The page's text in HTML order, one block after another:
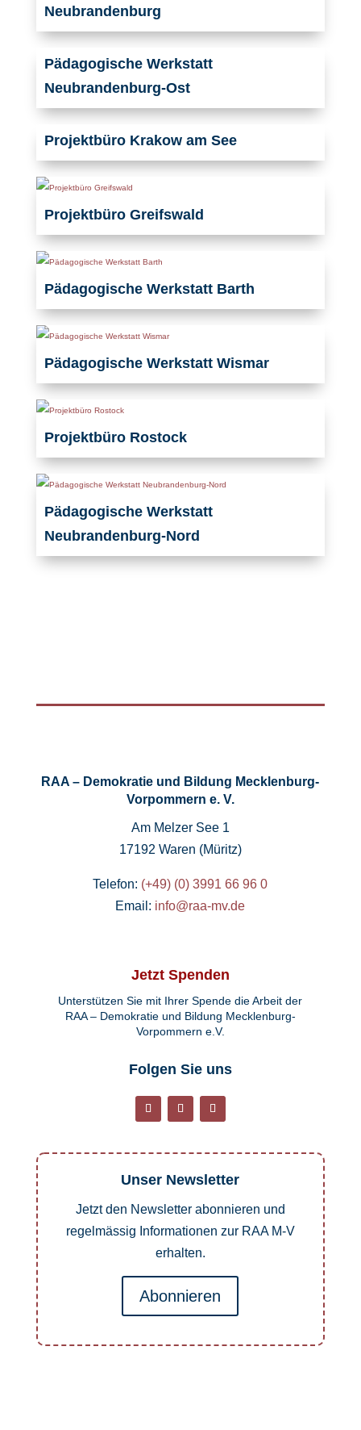
Neubrandenburg
Pädagogische Werkstatt
Neubrandenburg-Ost
Projektbüro Krakow am See
Projektbüro Greifswald
Pädagogische Werkstatt Barth
Pädagogische Werkstatt Wismar
Projektbüro Rostock
Pädagogische Werkstatt
Neubrandenburg-Nord
RAA – Demokratie und Bildung Mecklenburg-
Vorpommern e. V.
Am Melzer See 1
17192 Waren (Müritz)
Telefon: (+49) (0) 3991 66 96 0
Email: info@raa-mv.de
Jetzt Spenden
Unterstützen Sie mit Ihrer Spende die Arbeit der
RAA – Demokratie und Bildung Mecklenburg-
Vorpommern e.V.
Folgen Sie uns
Unser Newsletter
Jetzt den Newsletter abonnieren und
regelmässig Informationen zur RAA M-V
erhalten.
Abonnieren